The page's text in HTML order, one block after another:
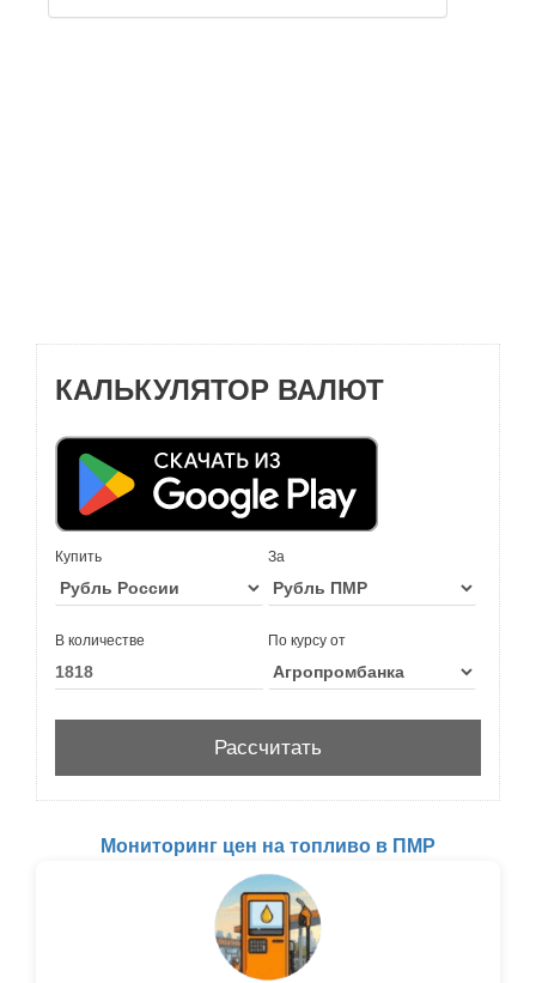
КАЛЬКУЛЯТОР ВАЛЮТ
Купить За
В количестве По курсу от
Мониторинг цен на топливо в ПМР